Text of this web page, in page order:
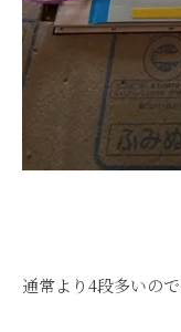
通常より4段多いの